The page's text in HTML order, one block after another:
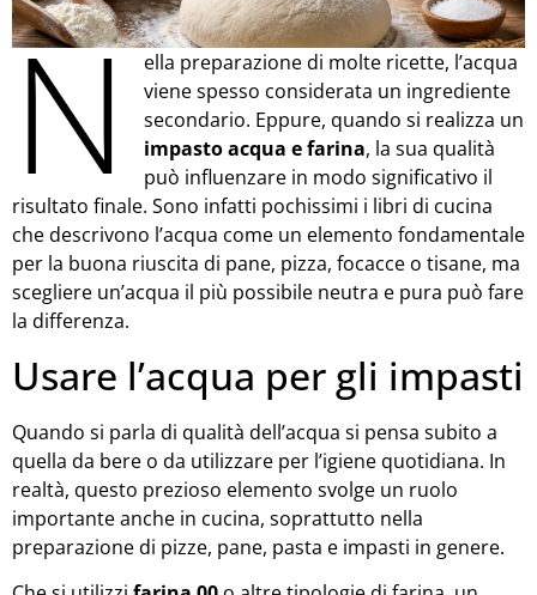
N
ella preparazione di molte ricette, l’acqua
viene spesso considerata un ingrediente
secondario. Eppure, quando si realizza un
impasto acqua e farina, la sua qualità
può influenzare in modo significativo il
risultato finale. Sono infatti pochissimi i libri di cucina
che descrivono l’acqua come un elemento fondamentale
per la buona riuscita di pane, pizza, focacce o tisane, ma
scegliere un’acqua il più possibile neutra e pura può fare
la differenza.
Usare l’acqua per gli impasti
Quando si parla di qualità dell’acqua si pensa subito a
quella da bere o da utilizzare per l’igiene quotidiana. In
realtà, questo prezioso elemento svolge un ruolo
importante anche in cucina, soprattutto nella
preparazione di pizze, pane, pasta e impasti in genere.